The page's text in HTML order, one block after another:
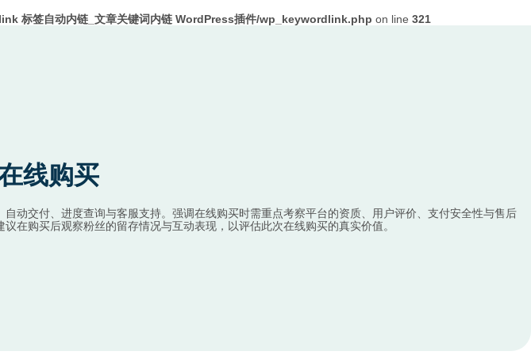
签自动内链_文章关键词内链 WordPress插件/wp_keywordlink.php on line 321
线购买
动交付、进度查询与客服支持。强调在线购买时需重点考察平台的资质、用户评价、支付安全性与售后
在购买后观察粉丝的留存情况与互动表现，以评估此次在线购买的真实价值。